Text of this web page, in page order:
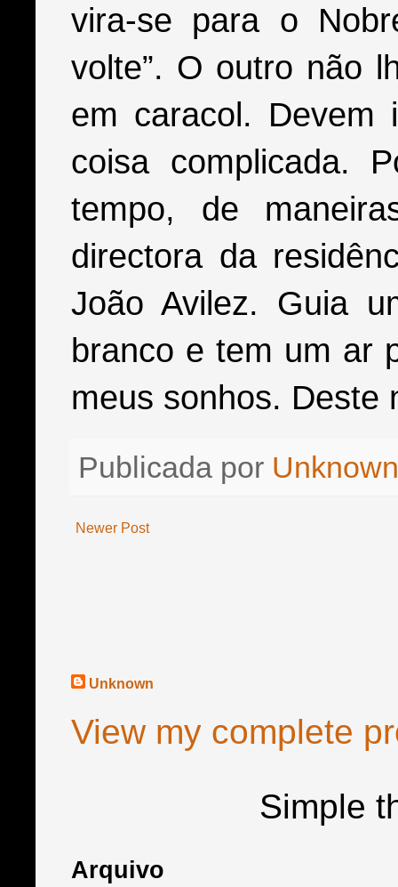
vira-se para o
volte”. O outro não
em caracol.
coisa complicada.
tempo, de
directora da
João Avilez. Guia
branco e tem um ar
meus sonhos. Deste
Publicada por Unknown
Newer Post
Unknown
View my complete
Simple
Arquivo